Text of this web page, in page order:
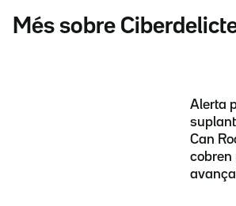
Més sobre
Alerta
Can
cobren